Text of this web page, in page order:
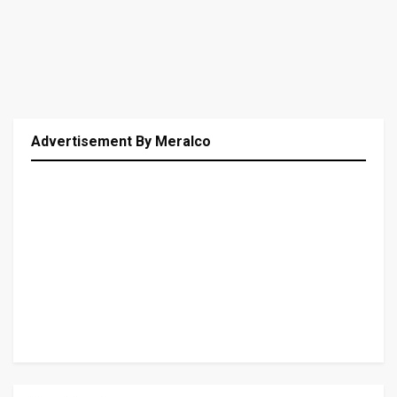
Advertisement By Meralco